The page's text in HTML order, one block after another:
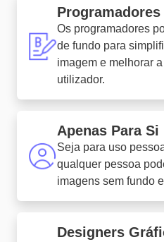
Programadores
Os programadores
de fundo para
imagem e melhorar
utilizador.
Apenas Para Si
Seja para uso
qualquer pessoa
imagens sem fundo
Designers